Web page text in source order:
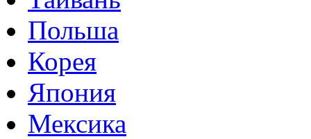
Польша
Корея
Япония
Мексика